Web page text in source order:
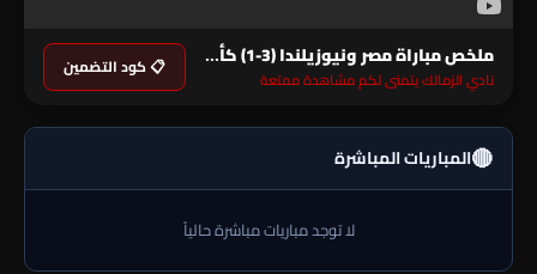
ملخص مباراة مصر ونيوزيلندا (3-1) كأس العالم
نادي الزمالك يتمنى لكم مشاهدة ممتعة 📋 كود التضمين
🔴المباريات المباشرة
لا توجد مباريات مباشرة حالياً